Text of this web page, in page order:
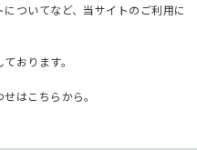
ついてなど、当サイトのご利用に
おります。
はこちらから。